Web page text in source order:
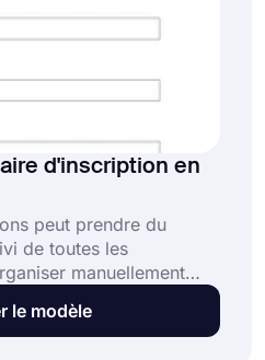
d'inscription en
peut prendre du
de toutes les
manuellement
accablant. Un modèle
en ligne est une
le modèle